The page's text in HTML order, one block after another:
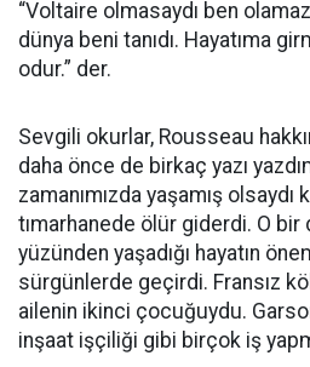
“Voltaire olmasaydı ben
dünya beni tanıdı. Hayatıma
odur.” der.
Sevgili okurlar, Rousseau
daha önce de birkaç yazı
zamanımızda yaşamış
tımarhanede ölür giderdi. O bir
yüzünden yaşadığı hayatın
sürgünlerde geçirdi. Fransız
ailenin ikinci çocuğuydu.
inşaat işçiliği gibi birçok iş